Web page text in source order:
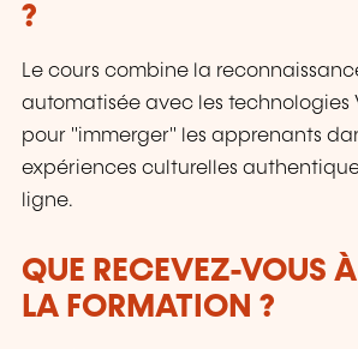
?
Le cours combine la
automatisée avec les technologies
pour "immerger" les apprenants
expériences culturelles
ligne.
QUE RECEVEZ-VOUS
LA FORMATION ?